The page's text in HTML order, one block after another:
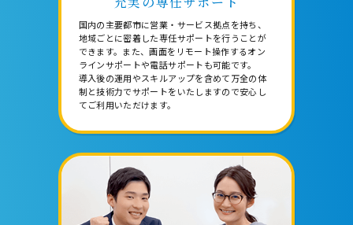
国内の主要都市に営業・サービス拠点を持ち、
地域ごとに密着した専任サポートを行うことが
できます。また、画面をリモート操作するオン
ラインサポートや電話サポートも可能です。
導入後の運用やスキルアップを含めて万全の体
制と技術力でサポートをいたしますので安心し
てご利用いただけます。